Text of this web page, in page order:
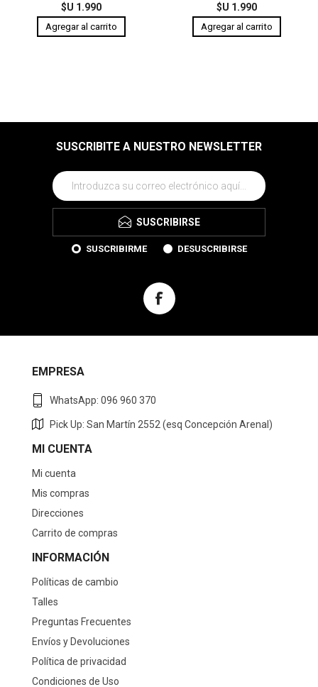
$U 1.990
$U 1.990
SUSCRIBITE A NUESTRO NEWSLETTER
SUSCRIBIRSE
SUSCRIBIRME DESUSCRIBIRSE
EMPRESA
WhatsApp: 096 960 370
Pick Up: San Martín 2552 (esq Concepción Arenal)
MI CUENTA
Mi cuenta
Mis compras
Direcciones
Carrito de compras
INFORMACIÓN
Políticas de cambio
Talles
Preguntas Frecuentes
Envíos y Devoluciones
Política de privacidad
Condiciones de Uso